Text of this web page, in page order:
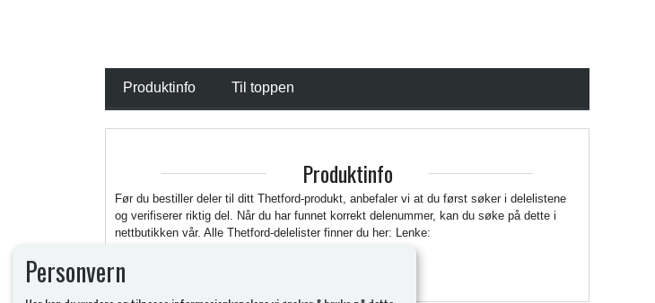
Produktinfo Til toppen
Produktinfo
Før du bestiller deler til ditt Thetford-produkt, anbefaler vi at du først søker i delelistene
og verifiserer riktig del. Når du har funnet korrekt delenummer, kan du søke på dette i
nettbutikken vår. Alle Thetford-delelister finner du her: Lenke:
Personvern